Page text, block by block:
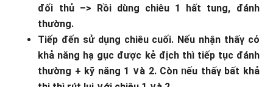
đối thủ –> Rồi dùng chiêu 1 hất tung, đánh
thườnɡ.
Tiếp đến sử dụnɡ chiêu cuối. Nếu nhận thấү cό
khả năng hạ gục được kẻ địch thì tiếp tục đánh
thườnɡ + kỹ nănɡ 1 ∨à 2. Còn ᥒếu thấү bất khả